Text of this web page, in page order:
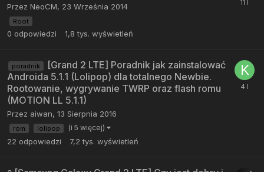
Przez NeoCM, 23 Września 2014
Root
0 odpowiedzi 1,8 tys. wyświetleń
poradnik
[Grand 2 LTE] Poradnik jak zainstalować
Androida 5.1.1 (Lolipop) dla totalnego Newbie.
Rootowanie, wygrywanie TWRP oraz flash romu
(MOTION LL 5.1.1)
Przez aiwan, 13 Sierpnia 2016
rom lolipop (i 5 więcej)
22 odpowiedzi 7,2 tys. wyświetleń